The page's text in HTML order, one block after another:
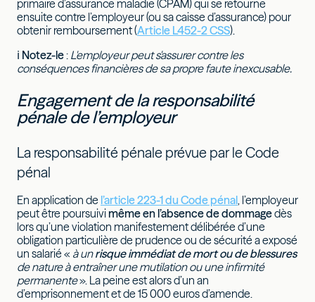
primaire d’assurance maladie (CPAM) qui se retourne
ensuite contre l’employeur (ou sa caisse d’assurance) pour
obtenir remboursement (Article L452-2 CSS).
ℹ Notez-le: L'employeur peut s'assurer contre les
conséquences financières de sa propre faute inexcusable.
Engagement de la responsabilité
pénale de l’employeur
La responsabilité pénale prévue par le Code
pénal
En application de l’article 223-1 du Code pénal, l’employeur
peut être poursuivi même en l’absence de dommagedès
lors qu’une violation manifestement délibérée d’une
obligation particulière de prudence ou de sécurité a exposé
un salarié « à unrisque immédiat de mort ou de blessures
de nature à entraîner une mutilation ou une infirmité
permanente». La peine est alors d’un an
d’emprisonnement et de 15 000 euros d’amende.